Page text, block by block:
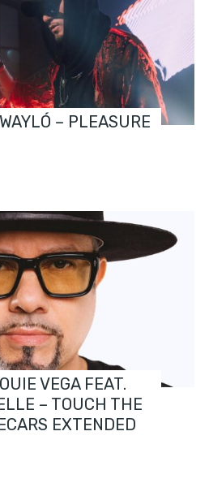
– PLEASURE
VEGA FEAT.
– TOUCH THE
EXTENDED